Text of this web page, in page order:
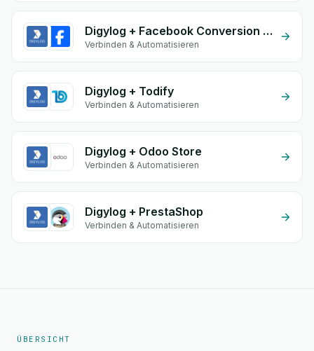
Digylog + Facebook Conversion API (CAPI)
Verbinden & Automatisieren
Digylog + Todify
Verbinden & Automatisieren
Digylog + Odoo Store
Verbinden & Automatisieren
Digylog + PrestaShop
Verbinden & Automatisieren
ÜBERSICHT